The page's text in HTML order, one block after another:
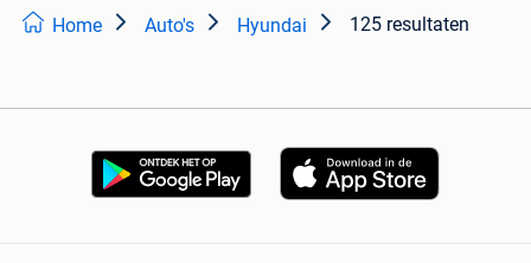
Home Auto's Hyundai 125 resultaten